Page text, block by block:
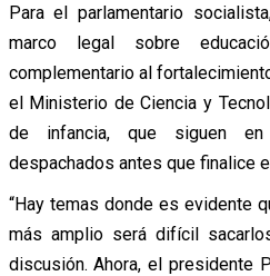
Para el parlamentario
marco legal sobre
complementario al
el Ministerio de Ciencia y
de infancia, que siguen en
despachados antes que finalice
“Hay temas donde es evidente
más amplio será difícil
discusión. Ahora, el presidente